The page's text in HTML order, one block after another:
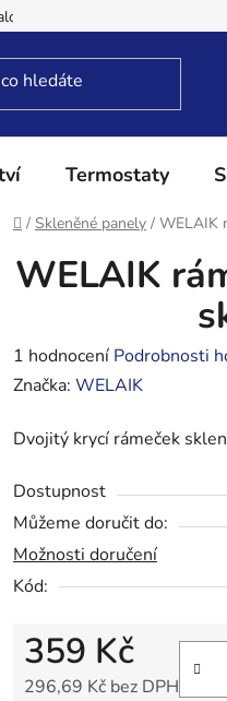
Termostaty
Domů
/ Skleněné panely / WELAIK
WELAIK
Průměrné
hodnocení
je
z
5
hvězdiček.
1 hodnocení Podrobnosti
Značka: WELAIK
Dvojitý krycí rámeček
Dostupnost
Můžeme doručit do:
Možnosti doručení
Kód:
359 Kč
296,69 Kč bez DPH